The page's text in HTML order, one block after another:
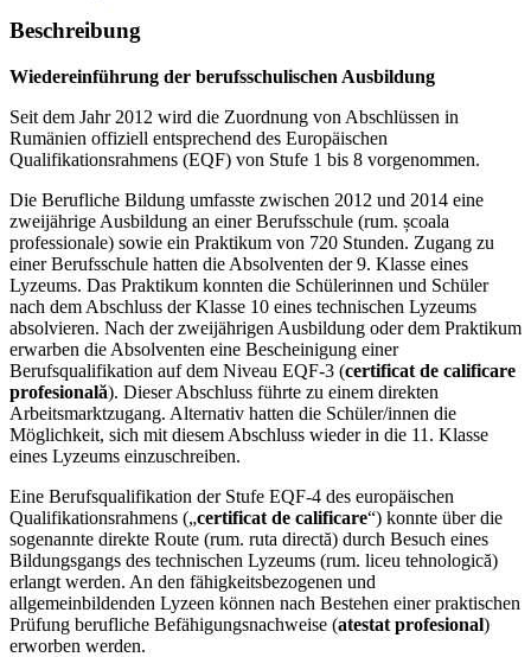
Beschreibung
Wiedereinführung der berufsschulischen Ausbildung
Seit dem Jahr 2012 wird die Zuordnung von Abschlüssen in
Rumänien offiziell entsprechend des Europäischen
Qualifikationsrahmens (EQF) von Stufe 1 bis 8 vorgenommen.
Die Berufliche Bildung umfasste zwischen 2012 und 2014 eine
zweijährige Ausbildung an einer Berufsschule (rum. școala
professionale) sowie ein Praktikum von 720 Stunden. Zugang zu
einer Berufsschule hatten die Absolventen der 9. Klasse eines
Lyzeums. Das Praktikum konnten die Schülerinnen und Schüler
nach dem Abschluss der Klasse 10 eines technischen Lyzeums
absolvieren. Nach der zweijährigen Ausbildung oder dem Praktikum
erwarben die Absolventen eine Bescheinigung einer
Berufsqualifikation auf dem Niveau EQF-3 (certificat de calificare
profesională). Dieser Abschluss führte zu einem direkten
Arbeitsmarktzugang. Alternativ hatten die Schüler/innen die
Möglichkeit, sich mit diesem Abschluss wieder in die 11. Klasse
eines Lyzeums einzuschreiben.
Eine Berufsqualifikation der Stufe EQF-4 des europäischen
Qualifikationsrahmens („certificat de calificare“) konnte über die
sogenannte direkte Route (rum. ruta directă) durch Besuch eines
Bildungsgangs des technischen Lyzeums (rum. liceu tehnologică)
erlangt werden. An den fähigkeitsbezogenen und
allgemeinbildenden Lyzeen können nach Bestehen einer praktischen
Prüfung berufliche Befähigungsnachweise (atestat profesional)
erworben werden.